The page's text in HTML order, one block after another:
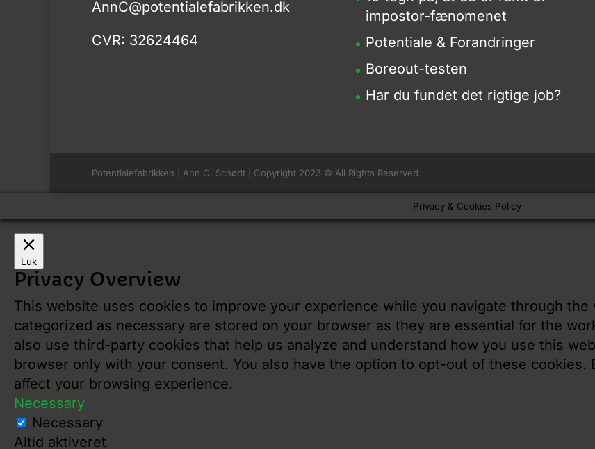
AnnC@potentialefabrikken.dk
CVR: 32624464
impostor-fænomenet
Potentiale & Forandringer
Boreout-testen
Har du fundet det rigtige job?
Potentialefabrikken | Ann C. Schødt | Copyright 2023 © All Rights Reserved.
Privacy & Cookies Policy
Luk
Privacy Overview
This website uses cookies to improve your experience while you navigate through
categorized as necessary are stored on your browser as they are essential for the
also use third-party cookies that help us analyze and understand how you use this
browser only with your consent. You also have the option to opt-out of these
affect your browsing experience.
Necessary
Necessary
Altid aktiveret